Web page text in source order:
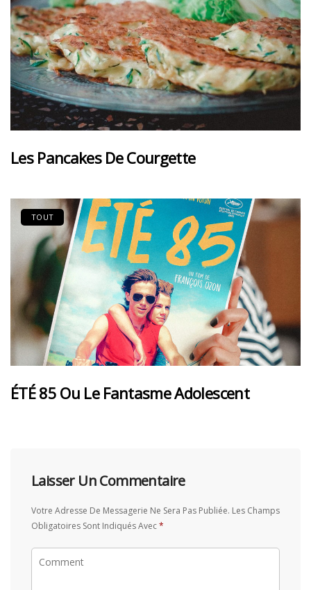
Les Pancakes De Courgette
TOUT
ÉTÉ 85 Ou Le Fantasme Adolescent
Laisser Un Commentaire
Votre Adresse De Messagerie Ne Sera Pas Publiée. Les Champs
Obligatoires Sont Indiqués Avec*